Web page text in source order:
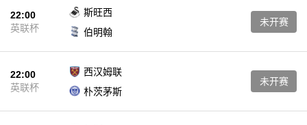
22:00
英联杯
斯旺西
伯明翰
未开赛
22:00
英联杯
西汉姆联
朴茨茅斯
未开赛